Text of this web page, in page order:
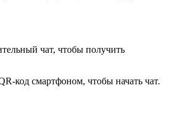
чат, чтобы получить
код смартфоном, чтобы начать чат.